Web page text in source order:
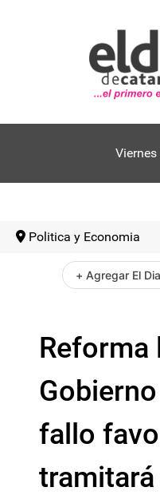
Politica y Economia
+ Agregar El
Reforma
fallo
tramitará